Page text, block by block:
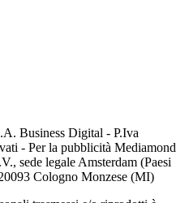
Business Digital - P.Iva
- Per la pubblicità Mediamond
sede legale Amsterdam (Paesi
Cologno Monzese (MI)